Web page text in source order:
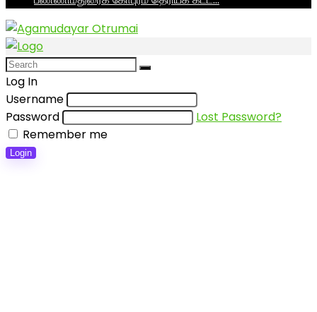
Log In
Username
Password
Lost Password?
Remember me
Login